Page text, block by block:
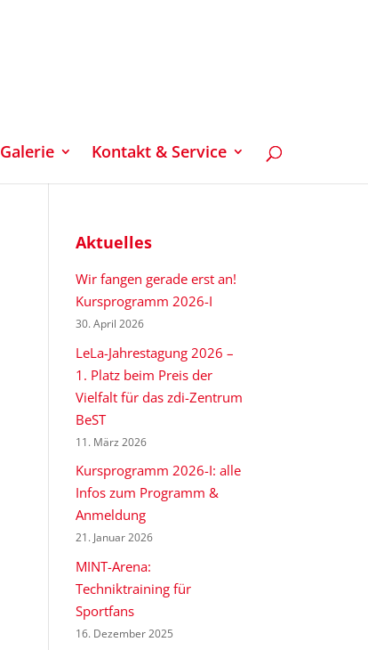
Galerie Kontakt & Service
Aktuelles
Wir fangen gerade erst an!
Kursprogramm 2026-I
30. April 2026
LeLa-Jahrestagung 2026 –
1. Platz beim Preis der
Vielfalt für das zdi-Zentrum
BeST
11. März 2026
Kursprogramm 2026-I: alle
Infos zum Programm &
Anmeldung
21. Januar 2026
MINT-Arena:
Techniktraining für
Sportfans
16. Dezember 2025